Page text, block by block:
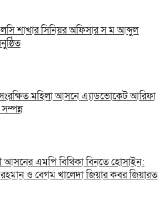
শাখার সিনিয়র অফিসার স ম আব্দুল
মহিলা আসনে এ্যাডভোকেট আরিফা
আসনের এমপি বিথিকা বিনতে হোসাইন:
ও বেগম খালেদা জিয়ার কবর জিয়ারত